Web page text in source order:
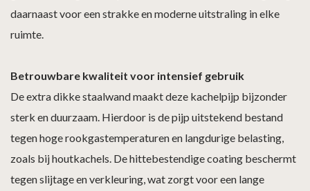
daarnaast voor een strakke en moderne uitstraling in elke
ruimte.
Betrouwbare kwaliteit voor intensief gebruik
De extra dikke staalwand maakt deze kachelpijp bijzonder
sterk en duurzaam. Hierdoor is de pijp uitstekend bestand
tegen hoge rookgastemperaturen en langdurige belasting,
zoals bij houtkachels. De hittebestendige coating beschermt
tegen slijtage en verkleuring, wat zorgt voor een lange